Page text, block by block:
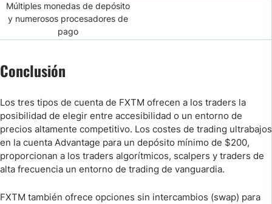
Múltiples monedas de depósito
y numerosos procesadores de
pago
Conclusión
Los tres tipos de cuenta de FXTM ofrecen a los traders la
posibilidad de elegir entre accesibilidad o un entorno de
precios altamente competitivo. Los costes de trading ultrabajos
en la cuenta Advantage para un depósito mínimo de $200,
proporcionan a los traders algorítmicos, scalpers y traders de
alta frecuencia un entorno de trading de vanguardia.
FXTM también ofrece opciones sin intercambios (swap) para